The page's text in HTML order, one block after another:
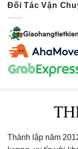
Đối Tác Vận
Thành lập năm